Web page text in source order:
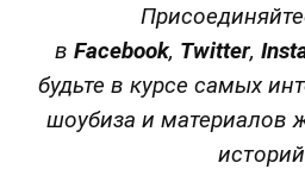
в Facebook, Twitter,
будьте в курсе самых
шоубиза и материалов